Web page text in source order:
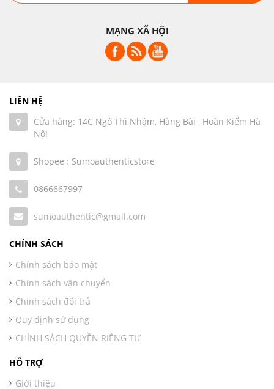
MẠNG XÃ HỘI
LIÊN HỆ
Cửa hàng: 14C Ngô Thì Nhậm, Hàng Bài , Hoàn Kiếm Hà
Nội
Shopee : Sumoauthenticstore
0866667997
sumoauthentic@gmail.com
CHÍNH SÁCH
Chính sách bảo mật
Chính sách vận chuyển
Chính sách đổi trả
Quy định sử dụng
CHÍNH SÁCH QUYỀN RIÊNG TƯ
HỖ TRỢ
Giới thiệu